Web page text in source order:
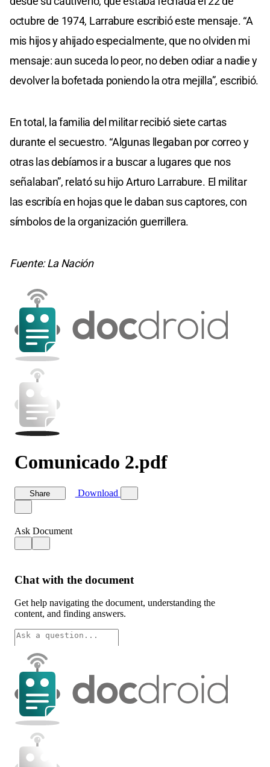
octubre de 1974, Larrabure escribió este mensaje. “A
mis hijos y ahijado especialmente, que no olviden mi
mensaje: aun suceda lo peor, no deben odiar a nadie y
devolver la bofetada poniendo la otra mejilla”, escribió.
En total, la familia del militar recibió siete cartas
durante el secuestro. “Algunas llegaban por correo y
otras las debíamos ir a buscar a lugares que nos
señalaban”, relató su hijo Arturo Larrabure. El militar
las escribía en hojas que le daban sus captores, con
símbolos de la organización guerrillera.
Fuente: La Nación